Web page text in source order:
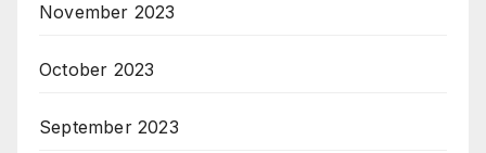
November 2023
October 2023
September 2023